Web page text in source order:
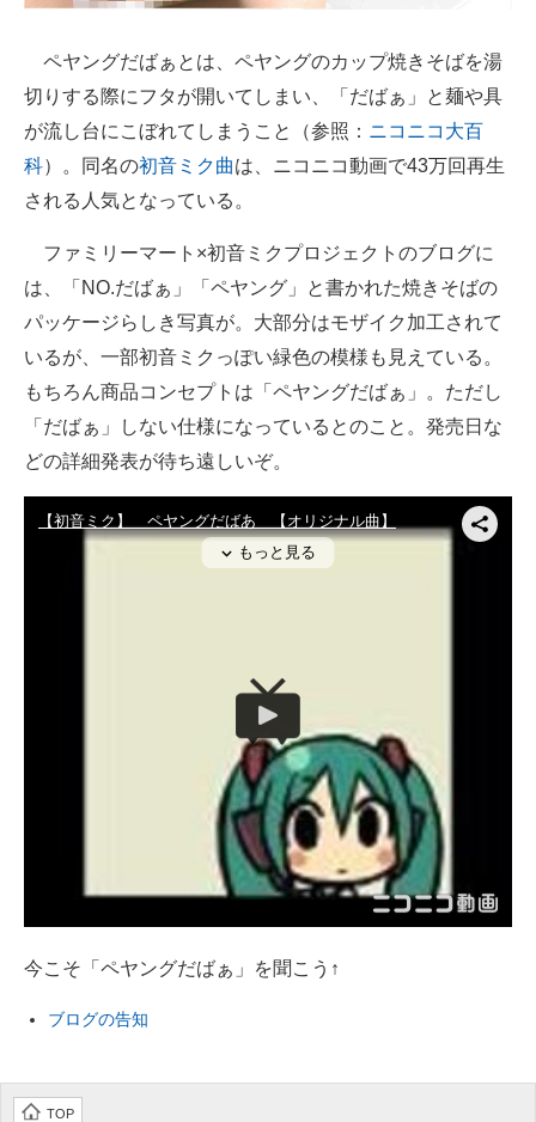
モノづくり技術者専門サイト
エレクトロニクス専門サイト
電子設計の基本と応用
エネルギーの専門メディア
建設×テクノロジーの最前線
ちょっと気になるネットの話題
ペヤングだばぁとは、ペヤングのカップ焼きそばを湯
切りする際にフタが開いてしまい、「だばぁ」と麺や具
が流し台にこぼれてしまうこと（参照： ニコニコ大百
科）。同名の初音ミク曲は、ニコニコ動画で43万回再生
される人気となっている。
ファミリーマート×初音ミクプロジェクトのブログに
は、「NO.だばぁ」「ペヤング」と書かれた焼きそばの
パッケージらしき写真が。大部分はモザイク加工されて
いるが、一部初音ミクっぽい緑色の模様も見えている。
もちろん商品コンセプトは「ペヤングだばぁ」。ただし
「だばぁ」しない仕様になっているとのこと。発売日な
どの詳細発表が待ち遠しいぞ。
今こそ「ペヤングだばぁ」を聞こう↑
ブログの告知
TOP